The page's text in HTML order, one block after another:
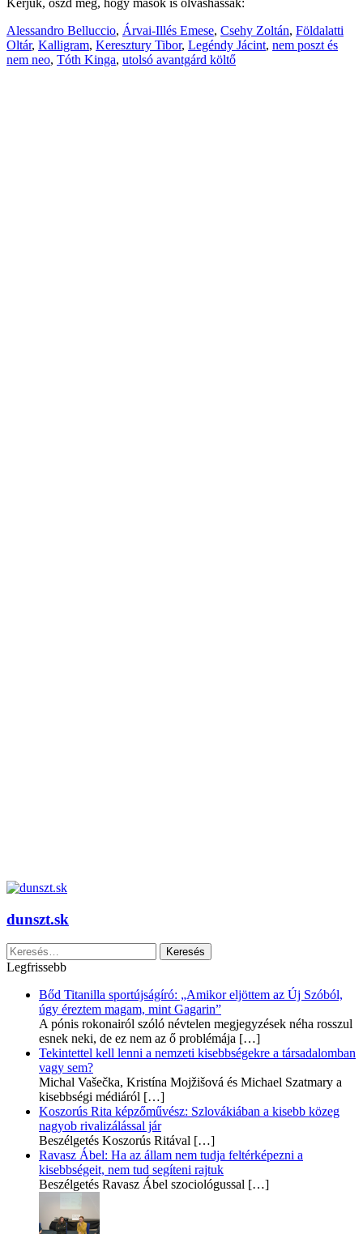
Alessandro Belluccio, Árvai-Illés Emese, Csehy Zoltán, Földalatti
Oltár, Kalligram, Keresztury Tibor, Legéndy Jácint, nem poszt és
nem neo, Tóth Kinga, utolsó avantgárd költő
dunszt.sk
Keresés:
Legfrissebb
Bőd Titanilla sportújságíró: „Amikor eljöttem az Új Szóból,
úgy éreztem magam, mint Gagarin”
A pónis rokonairól szóló névtelen megjegyzések néha rosszul
esnek neki, de ez nem az ő problémája […]
Tekintettel kell lenni a nemzeti kisebbségekre a társadalomban
vagy sem?
Michal Vašečka, Kristína Mojžišová és Michael Szatmary a
kisebbségi médiáról […]
Koszorús Rita képzőművész: Szlovákiában a kisebb közeg
nagyob rivalizálással jár
Beszélgetés Koszorús Ritával […]
Ravasz Ábel: Ha az állam nem tudja feltérképezni a
kisebbségeit, nem tud segíteni rajtuk
Beszélgetés Ravasz Ábel szociológussal […]